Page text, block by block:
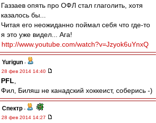
Газзаев опять про ОФЛ стал глаголить, хотя
казалось бы...
Читая его неожиданно поймал себя что где-то
я это уже видел... Ага!
http://www.youtube.com/watch?v=Jzyok6uYnxQ
Yurigun -
28 фев 2014 14:40
PFL
Фил, Биляш не канадский хоккеист, соберись -)
Спектр -
28 фев 2014 14:27